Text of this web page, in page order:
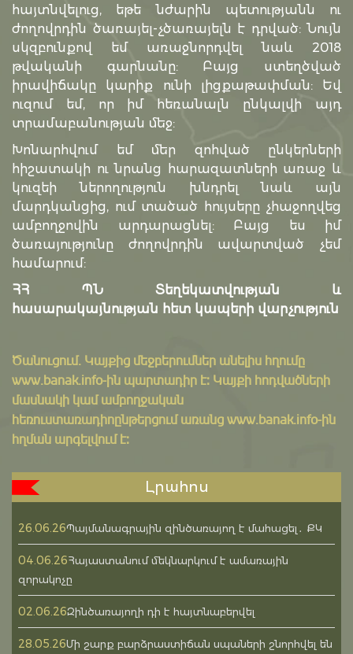
հայտնվելուց, եթե նժարին պետությանն ու
ժողովրդին ծառայել-չծառայելն է դրված: Նույն
սկզբունքով եմ առաջնորդվել նաև 2018
թվականի գարնանը: Բայց ստեղծված
իրավիճակը կարիք ունի լիցքաթափման: Եվ
ուզում եմ, որ իմ հեռանալն ընկալվի այդ
տրամաբանության մեջ:
Խոնարհվում եմ մեր զոհված ընկերների
հիշատակի ու նրանց հարազատների առաջ և
կուզեի ներողություն խնդրել նաև այն
մարդկանցից, ում տածած հույսերը չհաջողվեց
ամբողջովին արդարացնել: Բայց ես իմ
ծառայությունը ժողովրդին ավարտված չեմ
համարում:
ՀՀ ՊՆ Տեղեկատվության և
հասարակայնության հետ կապերի վարչություն
Ծանուցում․ Կայքից մեջբերումներ անելիս հղումը
www.banak.info-ին պարտադիր է: Կայքի հոդվածների
մասնակի կամ ամբողջական
հեռուստառադիոընթերցում առանց www.banak.info-ին
հղման արգելվում է:
Լրահոս
26.06.26Պայմանագրային զինծառայող է մահացել․ ՔԿ
04.06.26Հայաստանում մեկնարկում է ամառային
զորակոչը
02.06.26Զինծառայողի դի է հայտնաբերվել
28.05.26Մի շարք բարձրաստիճան սպաների շնորհվել են